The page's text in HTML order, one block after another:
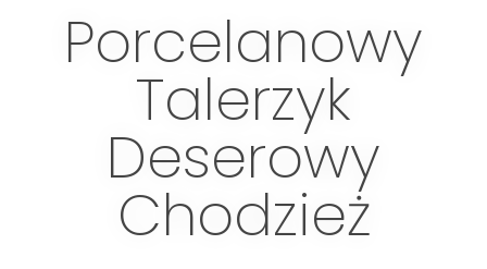
Porcelanowy
Talerzyk
Deserowy
Chodzież